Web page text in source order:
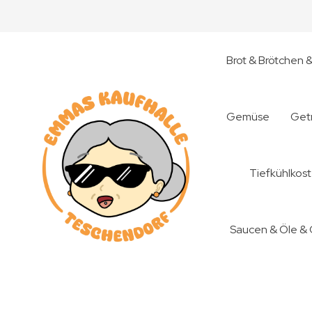
Brot & Brötchen
Gemüse
Tiefkühlkost
Saucen & Öle &